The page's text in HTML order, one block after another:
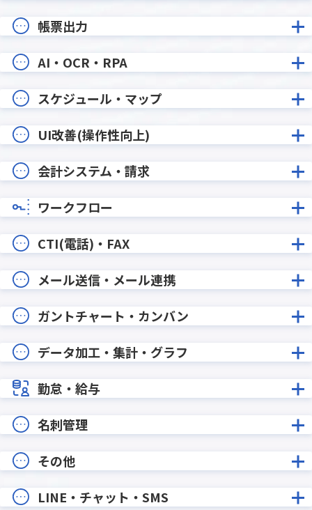
帳票出力
AI・OCR・RPA
スケジュール・マップ
UI改善(操作性向上)
会計システム・請求
ワークフロー
CTI(電話)・FAX
メール送信・メール連携
ガントチャート・カンバン
データ加工・集計・グラフ
勤怠・給与
名刺管理
その他
LINE・チャット・SMS